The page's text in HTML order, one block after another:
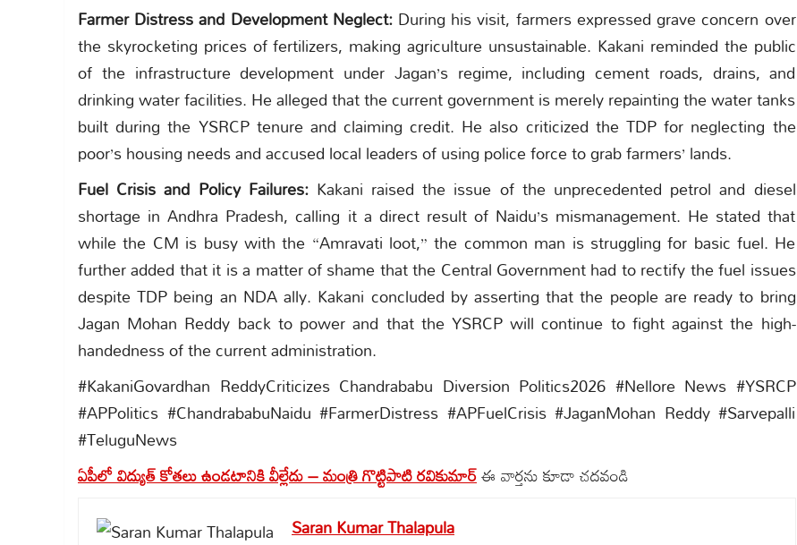
Farmer Distress and Development Neglect:During his visit, farmers expressed grave concern over
the skyrocketing prices of fertilizers, making agriculture unsustainable. Kakani reminded the public
of the infrastructure development under Jagan’s regime, including cement roads, drains, and
drinking water facilities. He alleged that the current government is merely repainting the water tanks
built during the YSRCP tenure and claiming credit. He also criticized the TDP for neglecting the
poor’s housing needs and accused local leaders of using police force to grab farmers’ lands.
Fuel Crisis and Policy Failures:Kakani raised the issue of the unprecedented petrol and diesel
shortage in Andhra Pradesh, calling it a direct result of Naidu’s mismanagement. He stated that
while the CM is busy with the “Amravati loot,” the common man is struggling for basic fuel. He
further added that it is a matter of shame that the Central Government had to rectify the fuel issues
despite TDP being an NDA ally. Kakani concluded by asserting that the people are ready to bring
Jagan Mohan Reddy back to power and that the YSRCP will continue to fight against the high-
handedness of the current administration.
#KakaniGovardhan ReddyCriticizes Chandrababu Diversion Politics2026 #Nellore News #YSRCP
#APPolitics #ChandrababuNaidu #FarmerDistress #APFuelCrisis #JaganMohan Reddy #Sarvepalli
#TeluguNews
ఏపీలో విద్యుత్ కోతలు ఉండటానికి వీల్లేదు – మంత్రి గొట్టిపాటి రవికుమార్ఈ వార్తను కూడా చదవండి
Saran Kumar Thalapula